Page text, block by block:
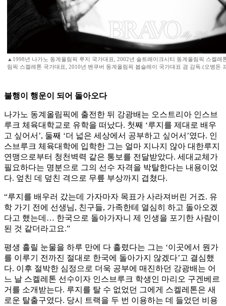
▲1998년 나가노 동계올림픽 루지 국가대표, 2002년 솔트레이크시티 동계올림픽 스켈레
림픽 스켈레톤 국가대표, 2010년 벤쿠버 동계올림픽 봅슬레이 국가대표 겸 감독.(오병돈
불행이 행운이 되어 돌아오다
나가노 동계올림픽에 출전한 뒤 강광배는 오스트리아 인스브
루크 체육대학교로 유학을 떠났다. 첫째 ‘루지를 제대로 배우
고 싶어서’, 둘째 ‘더 넓은 세상에서 공부하고 싶어서’였다. 인
스브루크 체육대학에 입학한 그는 얼마 지나지 않아 대한루지
연맹으로부터 청천벽력 같은 통보를 전달받았다. 세대교체가
필요하다는 명분으로 그의 선수 자격을 박탈한다는 내용이었
다. 엎친 데 덮친 격으로 무릎 부상까지 겹쳤다.
“루지를 배우러 갔는데 가자마자 목표가 사라져버린 거죠. 유
학 가기 전에 선생님, 친구들, 가족한테 열심히 하고 돌아오겠
다고 했는데… 한국으로 돌아가자니 제 인생을 포기한 사람이
된 것 같더라고요.”
평생 흘릴 눈물을 하루 만에 다 흘렸다는 그는 ‘이곳에서 뭔가
를 이루기 전까진 절대로 한국에 돌아가지 않겠다’고 결심했
다. 이후 절박한 심정으로 더욱 공부에 매진하던 강광배는 어
느 날 스켈레톤 선수이자 인스브루크 학생인 마리오 구겐베르
거를 소개받는다. 루지를 탈 수 없었던 그에게 스켈레톤은 새
로운 탈출구였다. 당시 트랙을 두 번 이용하는 데 들었던 비용